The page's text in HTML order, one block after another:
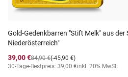
Gold-Gedenkbarren "Stift Melk" aus der
Niederösterreich"
39,00 €
(-45,90 €)
84,90 €
30-Tage-Bestpreis: 39,00 €inkl. 20% MwSt.